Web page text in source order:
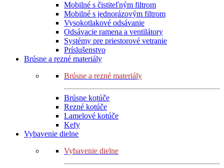
Mobilné s čistiteľným filtrom
Mobilné s jednorázovým filtrom
Vysokotlakové odsávanie
Odsávacie ramena a ventilátory
Systémy pre priestorové vetranie
Príslušenstvo
Brúsne a rezné materiály
Brúsne a rezné materiály
Brúsne kotúče
Rezné kotúče
Lamelové kotúče
Kefy
Vybavenie dielne
Vybavenie dielne